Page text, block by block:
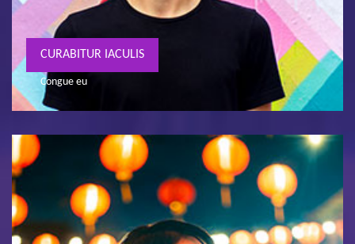
CURABITUR IACULIS
Congue eu